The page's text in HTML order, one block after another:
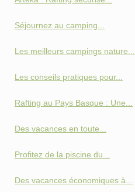
Séjournez au camping...
Les meilleurs campings nature...
Les conseils pratiques pour...
Rafting au Pays Basque : Une...
Des vacances en toute...
Profitez de la piscine du...
Des vacances économiques à...